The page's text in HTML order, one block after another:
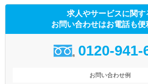
求人やサービスに関す
お問い合わせはお電話も便
0120-941-
お問い合わせ例